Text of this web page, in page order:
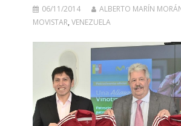
06/11/2014
ALBERTO MARÍN
MOVISTAR, VENEZUELA